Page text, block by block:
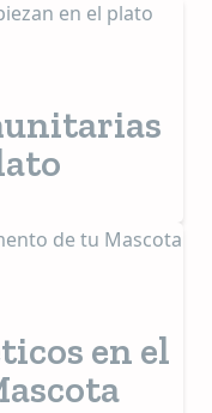
en el